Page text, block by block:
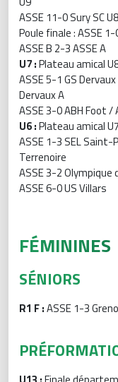
ASSE 11-0 Sury SC U8
Poule finale : ASSE
ASSE B 2-3 ASSE A
U7 :Plateau amical
ASSE 5-1 GS
Dervaux A
ASSE 3-0 ABH Foot /
U6 :Plateau amical
ASSE 1-3 SEL Saint-
Terrenoire
ASSE 3-2 Olympique
ASSE 6-0 US Villars
FÉMININES
SÉNIORS
R1 F :ASSE 1-3